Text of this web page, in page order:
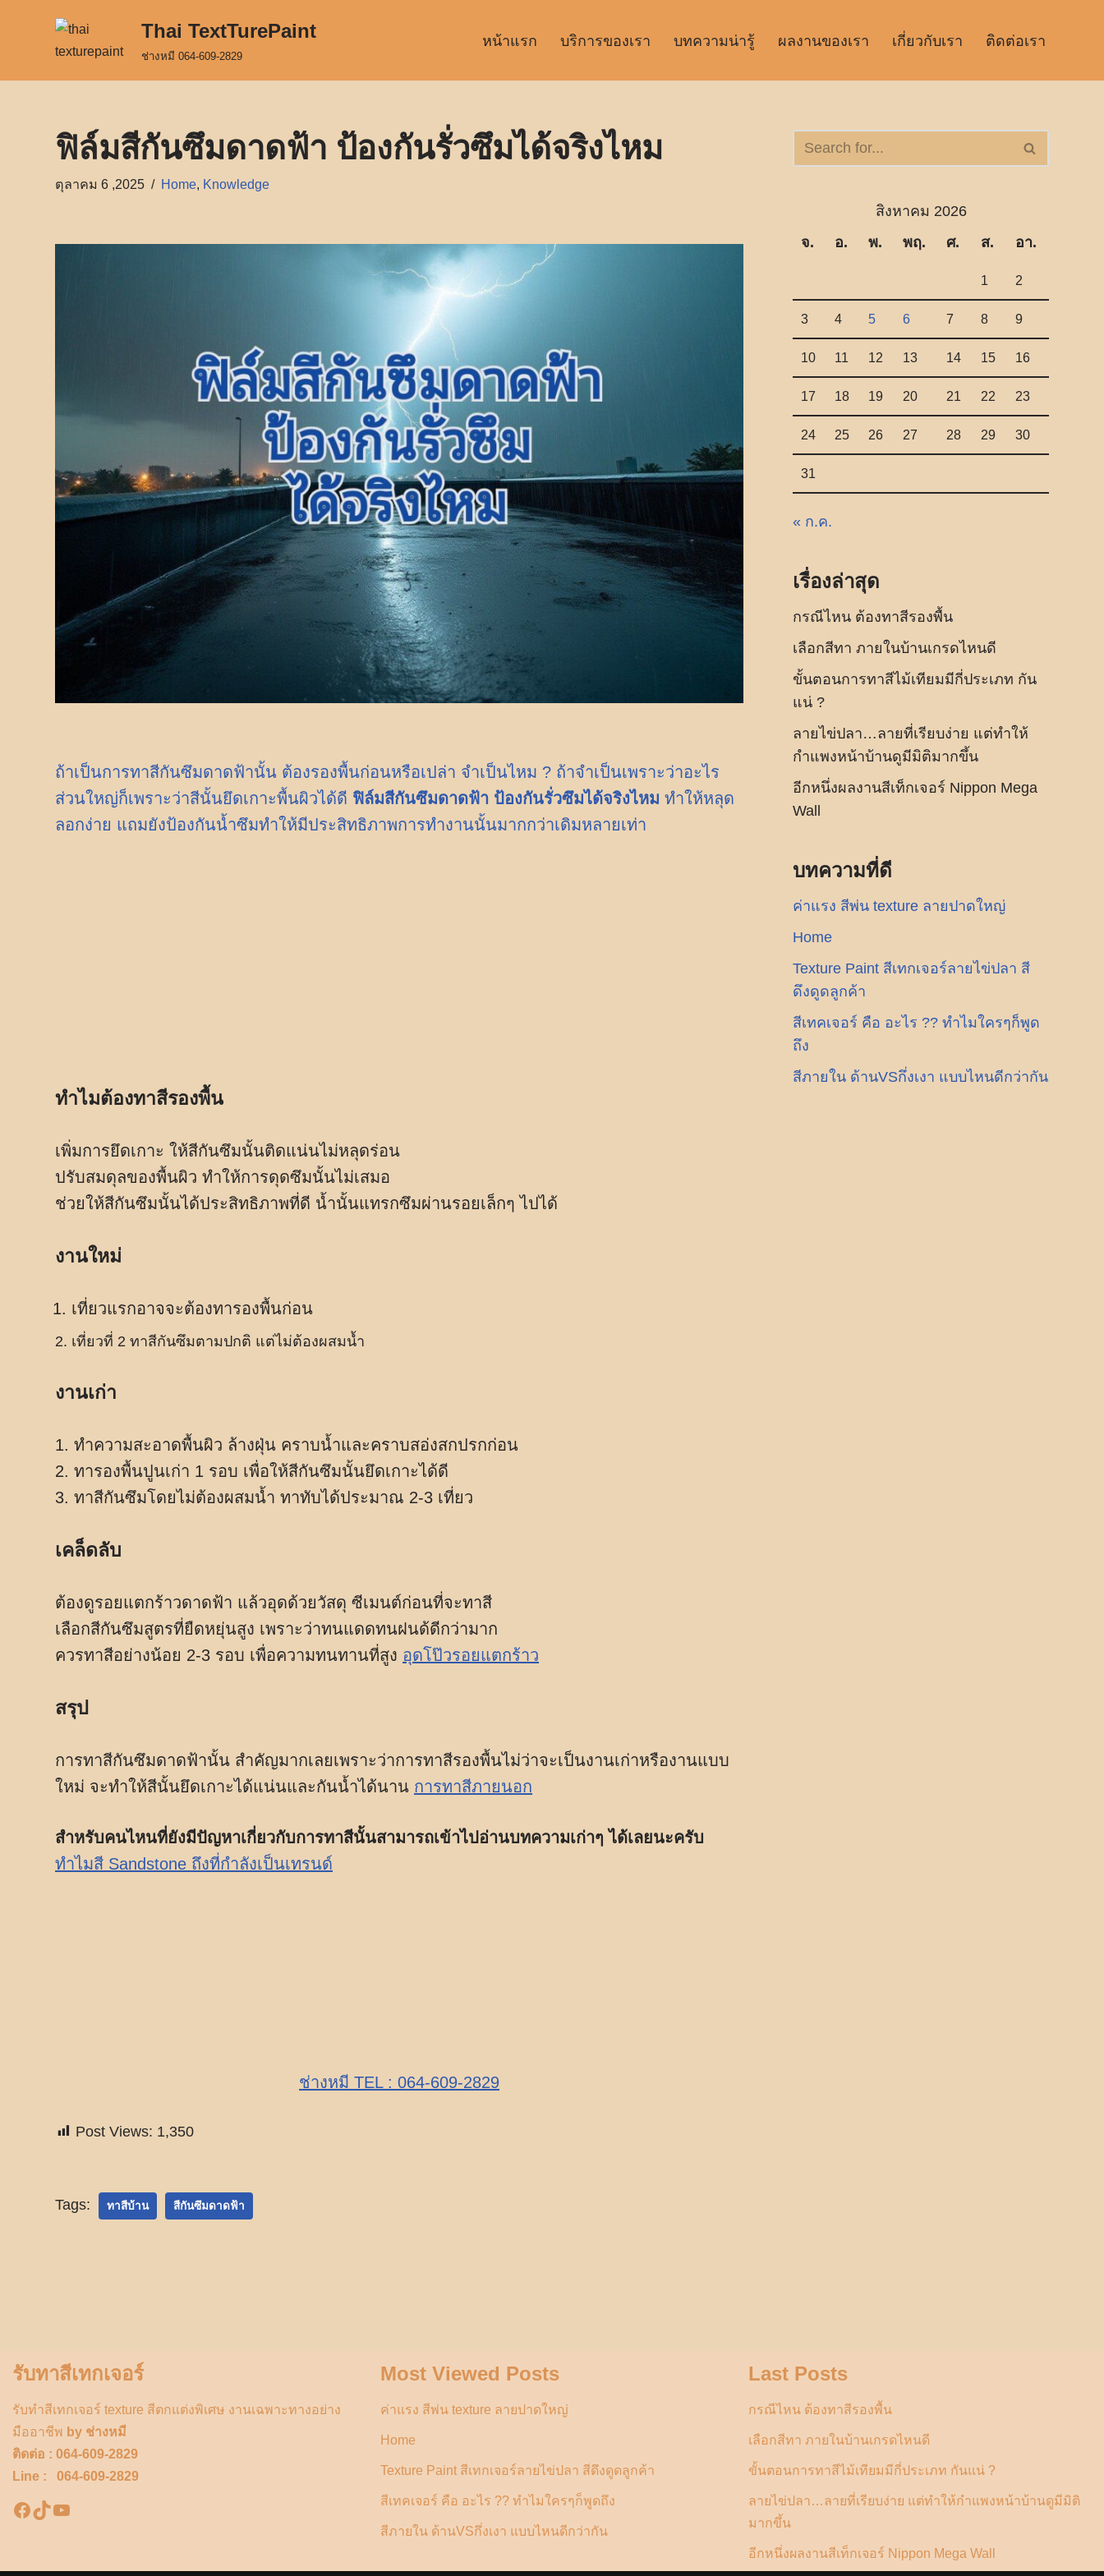
Thai TextTurePaint
ช่างหมี 064-609-2829
หน้าแรก บริการของเรา บทความน่ารู้ ผลงานของเรา เกี่ยวกับเรา ติดต่อเรา
ฟิล์มสีกันซึมดาดฟ้า ป้องกันรั่วซึมได้จริงไหม
ตุลาคม 6 ,2025 Home, Knowledge
ถ้าเป็นการทาสีกันซึมดาดฟ้านั้น ต้องรองพื้นก่อนหรือเปล่า จำเป็นไหม ? ถ้าจำเป็นเพราะว่าอะไร
ส่วนใหญ่ก็เพราะว่าสีนั้นยึดเกาะพื้นผิวได้ดี ฟิล์มสีกันซึมดาดฟ้า ป้องกันรั่วซึมได้จริงไหม ทำให้หลุด
ลอกง่าย แถมยังป้องกันน้ำซึมทำให้มีประสิทธิภาพการทำงานนั้นมากกว่าเดิมหลายเท่า
ทำไมต้องทาสีรองพื้น
เพิ่มการยึดเกาะ ให้สีกันซึมนั้นติดแน่นไม่หลุดร่อน
ปรับสมดุลของพื้นผิว ทำให้การดุดซึมนั้นไม่เสมอ
ช่วยให้สีกันซึมนั้นได้ประสิทธิภาพที่ดี น้ำนั้นแทรกซึมผ่านรอยเล็กๆ ไปได้
งานใหม่
เที่ยวแรกอาจจะต้องทารองพื้นก่อน
เที่ยวที่ 2 ทาสีกันซึมตามปกติ แต่ไม่ต้องผสมน้ำ
งานเก่า
1. ทำความสะอาดพื้นผิว ล้างฝุ่น คราบน้ำและคราบสอ่งสกปรกก่อน
2. ทารองพื้นปูนเก่า 1 รอบ เพื่อให้สีกันซึมนั้นยึดเกาะได้ดี
3. ทาสีกันซึมโดยไม่ต้องผสมน้ำ ทาทับได้ประมาณ 2-3 เที่ยว
เคล็ดลับ
ต้องดูรอยแตกร้าวดาดฟ้า แล้วอุดด้วยวัสดุ ซีเมนต์ก่อนที่จะทาสี
เลือกสีกันซึมสูตรที่ยืดหยุ่นสูง เพราะว่าทนแดดทนฝนด้ดีกว่ามาก
ควรทาสีอย่างน้อย 2-3 รอบ เพื่อความทนทานที่สูง อุดโป๊วรอยแตกร้าว
สรุป
การทาสีกันซึมดาดฟ้านั้น สำคัญมากเลยเพราะว่าการทาสีรองพื้นไม่ว่าจะเป็นงานเก่าหรืองานแบบ
ใหม่ จะทำให้สีนั้นยึดเกาะได้แน่นและกันน้ำได้นาน การทาสีภายนอก
สำหรับคนไหนที่ยังมีปัญหาเกี่ยวกับการทาสีนั้นสามารถเข้าไปอ่านบทความเก่าๆ ได้เลยนะครับ
ทำไมสี Sandstone ถึงที่กำลังเป็นเทรนด์
ช่างหมี TEL : 064-609-2829
Post Views: 1,350
Tags: ทาสีบ้าน สีกันซึมดาดฟ้า
สิงหาคม 2026
จ.
อ. พ. พฤ. ศ. ส. อา.
1 2
3 4 5 6 7 8 9
10 11 12 13 14 15 16
17 18 19 20 21 22 23
24 25 26 27 28 29 30
31
« ก.ค.
เรื่องล่าสุด
กรณีไหน ต้องทาสีรองพื้น
เลือกสีทา ภายในบ้านเกรดไหนดี
ขั้นตอนการทาสีไม้เทียมมีกี่ประเภท กัน
แน่ ?
ลายไข่ปลา…ลายที่เรียบง่าย แต่ทำให้
กำแพงหน้าบ้านดูมีมิติมากขึ้น
อีกหนึ่งผลงานสีเท็กเจอร์ Nippon Mega
Wall
บทความที่ดี
ค่าแรง สีพ่น texture ลายปาดใหญ่
Home
Texture Paint สีเทกเจอร์ลายไข่ปลา สี
ดึงดูดลูกค้า
สีเทคเจอร์ คือ อะไร ?? ทำไมใครๆก็พูด
ถึง
สีภายใน ด้านVSกึ่งเงา แบบไหนดีกว่ากัน
รับทาสีเทกเจอร์
รับทำสีเทกเจอร์ texture สีตกแต่งพิเศษ งานเฉพาะทางอย่าง
มืออาชีพ by ช่างหมี
ติดต่อ : 064-609-2829
Line : 064-609-2829
Most Viewed Posts
ค่าแรง สีพ่น texture ลายปาดใหญ่
Home
Texture Paint สีเทกเจอร์ลายไข่ปลา สีดึงดูดลูกค้า
สีเทคเจอร์ คือ อะไร ?? ทำไมใครๆก็พูดถึง
สีภายใน ด้านVSกึ่งเงา แบบไหนดีกว่ากัน
Last Posts
กรณีไหน ต้องทาสีรองพื้น
เลือกสีทา ภายในบ้านเกรดไหนดี
ขั้นตอนการทาสีไม้เทียมมีกี่ประเภท กันแน่ ?
ลายไข่ปลา…ลายที่เรียบง่าย แต่ทำให้กำแพงหน้าบ้านดูมีมิติ
มากขึ้น
อีกหนึ่งผลงานสีเท็กเจอร์ Nippon Mega Wall